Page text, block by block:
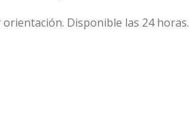
Disponible las 24 horas.